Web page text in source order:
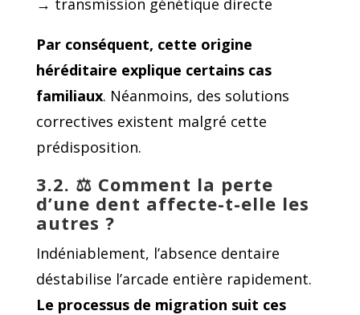
→ transmission génétique directe
Par conséquent, cette origine
héréditaire explique certains cas
familiaux. Néanmoins, des solutions
correctives existent malgré cette
prédisposition.
3.2. ⚖ ️ Comment la perte
d’une dent affecte-t-elle les
autres ?
Indéniablement, l’absence dentaire
déstabilise l’arcade entière rapidement.
Le processus de migration suit ces